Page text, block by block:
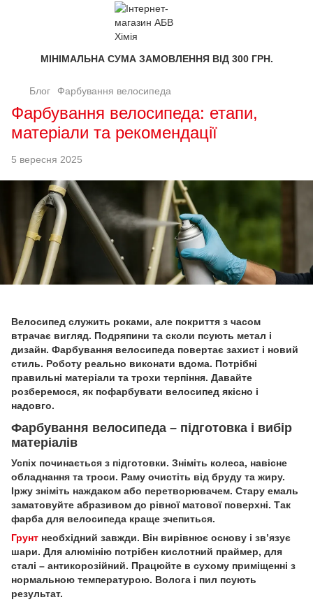
МІНІМАЛЬНА СУМА ЗАМОВЛЕННЯ ВІД 300 ГРН.
Блог Фарбування велосипеда
Фарбування велосипеда: етапи,
матеріали та рекомендації
5 вересня 2025
Велосипед служить роками, але покриття з часом
втрачає вигляд. Подряпини та сколи псують метал і
дизайн. Фарбування велосипеда повертає захист і новий
стиль. Роботу реально виконати вдома. Потрібні
правильні матеріали та трохи терпіння. Давайте
розберемося, як пофарбувати велосипед якісно і
надовго.
Фарбування велосипеда – підготовка і вибір
матеріалів
Успіх починається з підготовки. Зніміть колеса, навісне
обладнання та троси. Раму очистіть від бруду та жиру.
Іржу зніміть наждаком або перетворювачем. Стару емаль
заматовуйте абразивом до рівної матової поверхні. Так
фарба для велосипеда краще зчепиться.
Грунт необхідний завжди. Він вирівнює основу і зв’язує
шари. Для алюмінію потрібен кислотний праймер, для
сталі – антикорозійний. Працюйте в сухому приміщенні з
нормальною температурою. Волога і пил псують
результат.